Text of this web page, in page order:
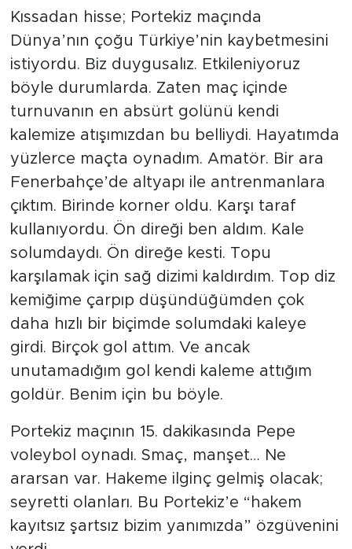
Kıssadan hisse; Portekiz maçında
Dünya’nın çoğu Türkiye’nin kaybetmesini
istiyordu. Biz duygusalız. Etkileniyoruz
böyle durumlarda. Zaten maç içinde
turnuvanın en absürt golünü kendi
kalemize atışımızdan bu belliydi. Hayatımda
yüzlerce maçta oynadım. Amatör. Bir ara
Fenerbahçe’de altyapı ile antrenmanlara
çıktım. Birinde korner oldu. Karşı taraf
kullanıyordu. Ön direği ben aldım. Kale
solumdaydı. Ön direğe kesti. Topu
karşılamak için sağ dizimi kaldırdım. Top diz
kemiğime çarpıp düşündüğümden çok
daha hızlı bir biçimde solumdaki kaleye
girdi. Birçok gol attım. Ve ancak
unutamadığım gol kendi kaleme attığım
goldür. Benim için bu böyle.
Portekiz maçının 15. dakikasında Pepe
voleybol oynadı. Smaç, manşet… Ne
ararsan var. Hakeme ilginç gelmiş olacak;
seyretti olanları. Bu Portekiz’e “hakem
kayıtsız şartsız bizim yanımızda” özgüvenini